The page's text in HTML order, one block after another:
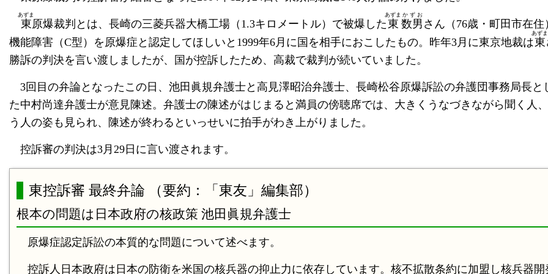
東
あずま
原爆裁判とは、長崎の三菱兵器大橋工場（1.3キロメートル）で被爆した東
あずま
数男
かずお
さん（76歳・町田市在住
機能障害（C型）を原爆症と認定してほしいと1999年6月に国を相手におこしたもの。昨年3月に東京地裁は東
あずま
勝訴の判決を言い渡しましたが、国が控訴したため、高裁で裁判が続いていました。
3回目の弁論となったこの日、池田眞規弁護士と高見澤昭治弁護士、長崎松谷原爆訴訟の弁護団事務局長と
た中村尚達弁護士が意見陳述。弁護士の陳述がはじまると満員の傍聴席では、大きくうなづきながら聞く人
う人の姿も見られ、陳述が終わるといっせいに拍手がわき上がりました。
控訴審の判決は3月29日に言い渡されます。
東控訴審 最終弁論 （要約：「東友」編集部）
根本の問題は日本政府の核政策 池田眞規弁護士
原爆症認定訴訟の本質的な問題について述べます。
控訴人日本政府は日本の防衛を米国の核兵器の抑止力に依存しています。核不拡散条約に加盟し核兵器開